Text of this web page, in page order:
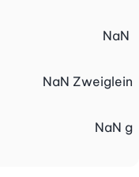
NaN
NaN Zweiglein
NaN g